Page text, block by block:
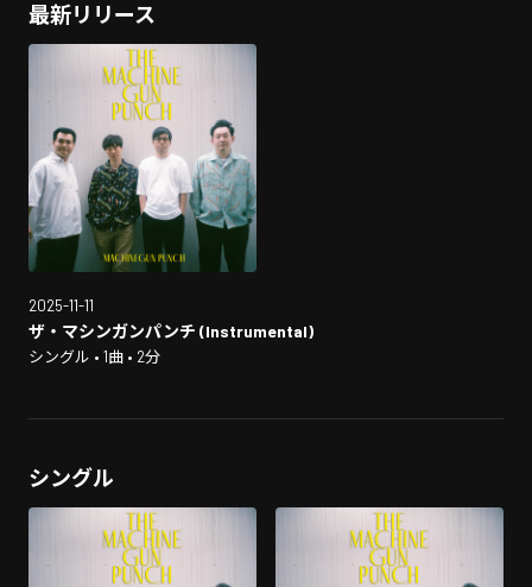
最新リリース
2025-11-11
ザ・マシンガンパンチ (Instrumental)
シングル • 1曲 • 2分
シングル